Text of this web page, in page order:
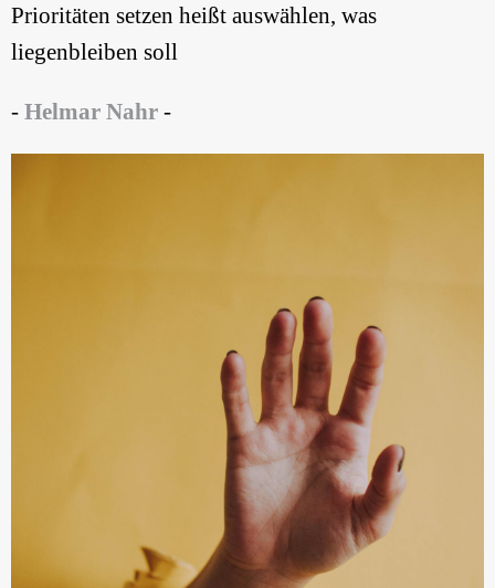
Prioritäten setzen heißt auswählen, was
liegenbleiben soll
- Helmar Nahr -